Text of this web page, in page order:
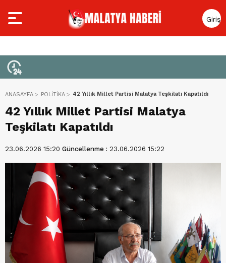
Giriş
Yap
ANASAYFA POLİTİKA 42 Yıllık Millet Partisi Malatya Teşkilatı Kapatıldı
42 Yıllık Millet Partisi Malatya
Teşkilatı Kapatıldı
23.06.2026 15:20 Güncellenme : 23.06.2026 15:22